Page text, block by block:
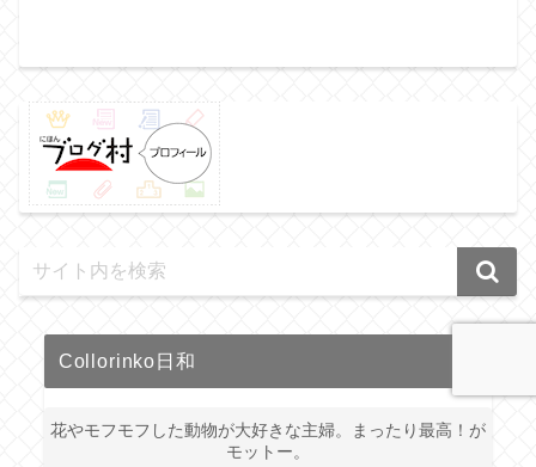
Collorinko日和
花やモフモフした動物が大好きな主婦。まったり最高！が
モットー。